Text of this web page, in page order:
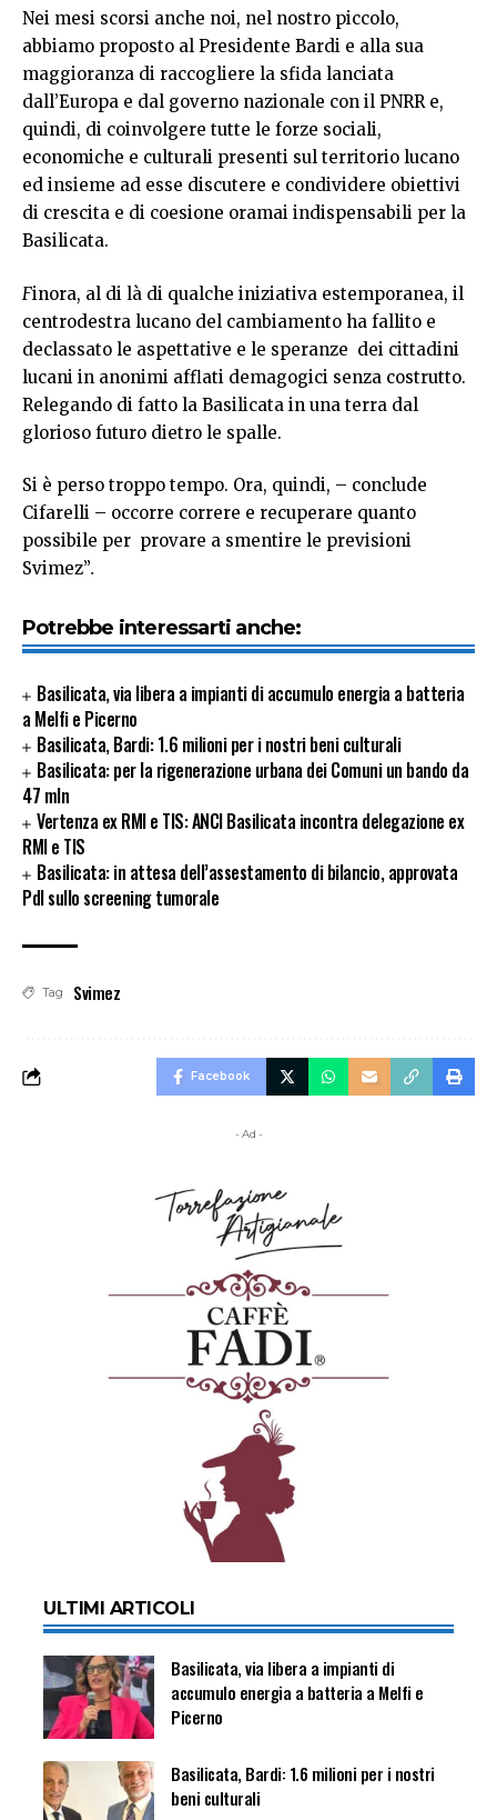
Nei mesi scorsi anche noi, nel nostro piccolo,
abbiamo proposto al Presidente Bardi e alla sua
maggioranza di raccogliere la sfida lanciata
dall’Europa e dal governo nazionale con il PNRR e,
quindi, di coinvolgere tutte le forze sociali,
economiche e culturali presenti sul territorio lucano
ed insieme ad esse discutere e condividere obiettivi
di crescita e di coesione oramai indispensabili per la
Basilicata.
Finora, al di là di qualche iniziativa estemporanea, il
centrodestra lucano del cambiamento ha fallito e
declassato le aspettative e le speranze dei cittadini
lucani in anonimi afflati demagogici senza costrutto.
Relegando di fatto la Basilicata in una terra dal
glorioso futuro dietro le spalle.
Si è perso troppo tempo. Ora, quindi, – conclude
Cifarelli – occorre correre e recuperare quanto
possibile per provare a smentire le previsioni
Svimez”.
Potrebbe interessarti anche:
Basilicata, via libera a impianti di accumulo energia a batteria
a Melfi e Picerno
Basilicata, Bardi: 1.6 milioni per i nostri beni culturali
Basilicata: per la rigenerazione urbana dei Comuni un bando da
47 mln
Vertenza ex RMI e TIS: ANCI Basilicata incontra delegazione ex
RMI e TIS
Basilicata: in attesa dell’assestamento di bilancio, approvata
Pdl sullo screening tumorale
Tag Svimez
Facebook
- Ad -
ULTIMI ARTICOLI
Basilicata, via libera a impianti di
accumulo energia a batteria a Melfi e
Picerno
Basilicata, Bardi: 1.6 milioni per i nostri
beni culturali